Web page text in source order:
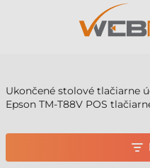
Ukončené stolové tlačiarne
Epson TM-T88V POS